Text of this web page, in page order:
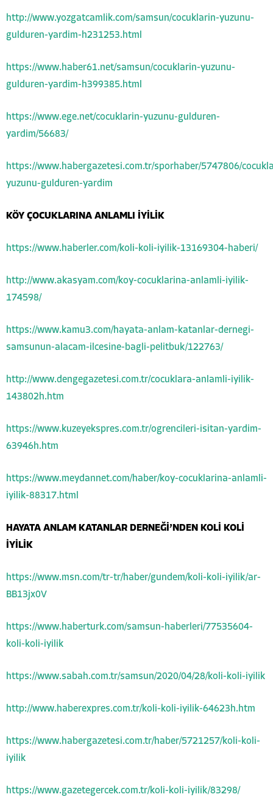
http://www.yozgatcamlik.com/samsun/cocuklarin-yuzunu-
gulduren-yardim-h231253.html
https://www.haber61.net/samsun/cocuklarin-yuzunu-
gulduren-yardim-h399385.html
https://www.ege.net/cocuklarin-yuzunu-gulduren-
yardim/56683/
https://www.habergazetesi.com.tr/sporhaber/5747806/
yuzunu-gulduren-yardim
KÖY ÇOCUKLARINA ANLAMLI İYİLİK
https://www.haberler.com/koli-koli-iyilik-13169304-haberi/
http://www.akasyam.com/koy-cocuklarina-anlamli-iyilik-
174598/
https://www.kamu3.com/hayata-anlam-katanlar-dernegi-
samsunun-alacam-ilcesine-bagli-pelitbuk/122763/
http://www.dengegazetesi.com.tr/cocuklara-anlamli-iyilik-
143802h.htm
https://www.kuzeyekspres.com.tr/ogrencileri-isitan-yardim-
63946h.htm
https://www.meydannet.com/haber/koy-cocuklarina-anlamli-
iyilik-88317.html
HAYATA ANLAM KATANLAR DERNEĞİ’NDEN KOLİ KOLİ
İYİLİK
https://www.msn.com/tr-tr/haber/gundem/koli-koli-iyilik/ar-
BB13jx0V
https://www.haberturk.com/samsun-haberleri/77535604-
koli-koli-iyilik
https://www.sabah.com.tr/samsun/2020/04/28/koli-koli-iyilik
http://www.haberexpres.com.tr/koli-koli-iyilik-64623h.htm
https://www.habergazetesi.com.tr/haber/5721257/koli-koli-
iyilik
https://www.gazetegercek.com.tr/koli-koli-iyilik/83298/